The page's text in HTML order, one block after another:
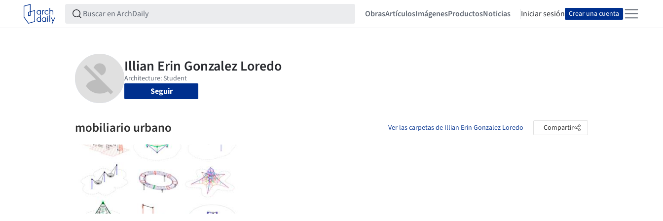
ObrasArtículosImágenesProductosNoticias Iniciar sesión Crear una cuenta
Seguir
mobiliario urbano Ver las carpetas de Illian Erin Gonzalez Loredo Compartir